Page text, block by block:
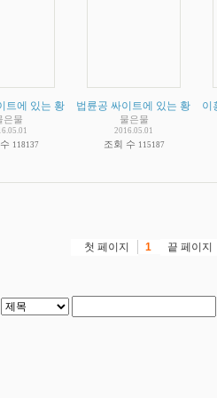
트에 있는 황당한 체험담 (2 )
은물
118137
법륜공 싸이트에 있는 황당한
물은물
2016.05.01
조회 수 115187
이
첫 페이지 1 끝 페이지